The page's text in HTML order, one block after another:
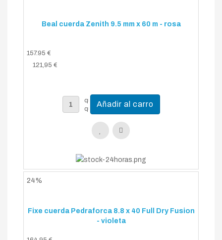
Beal cuerda Zenith 9.5 mm x 60 m - rosa
157.95 €
121,95 €
24%
Fixe cuerda Pedraforca 8.8 x 40 Full Dry Fusion
- violeta